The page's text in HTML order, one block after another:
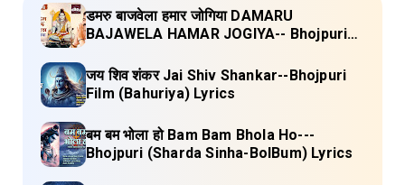
डमरु बाजवेला हमार जोगिया DAMARU
BAJAWELA HAMAR JOGIYA-- Bhojpuri
जय शिव शंकर Jai Shiv Shankar--Bhojpuri
Film (Bahuriya) Lyrics
बम बम भोला हो Bam Bam Bhola Ho---
Bhojpuri (Sharda Sinha-BolBum) Lyrics